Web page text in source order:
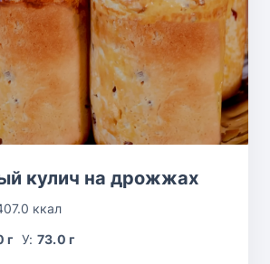
кулич на дрожжах
ккал
г У: 73.0 г